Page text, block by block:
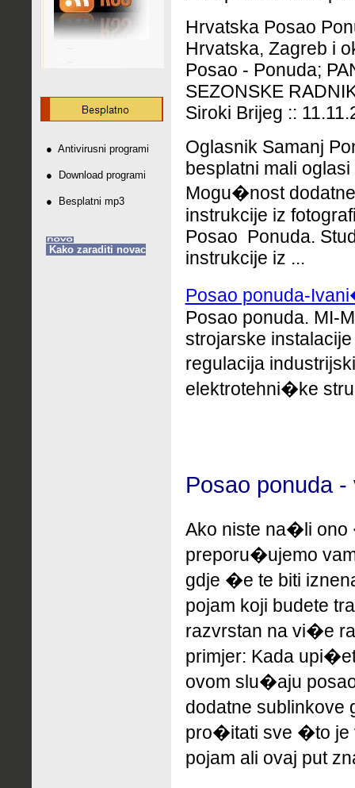
● Antivirusni programi
● Download programi
● Besplatni mp3
Kako zaraditi novac
Hrvatska Posao
Hrvatska, Zagreb i
Posao - Ponuda;
SEZONSKE
Siroki Brijeg ::
Oglasnik Samanj
besplatni mali oglasi
Mogu�nost
instrukcije iz
Posao Ponuda.
instrukcije iz ...
Posao ponuda-
Posao ponuda. MI-
strojarske
regulacija
elektrotehni�ke
Posao ponuda
Ako niste na�li
preporu�ujemo
gdje �e te biti
pojam koji budete
razvrstan na vi�e
primjer: Kada
ovom slu�aju
dodatne
pro�itati sve �to je
pojam ali ovaj put